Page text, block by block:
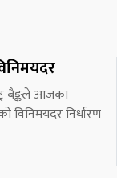
बैङ्कले आजका
विनिमयदर निर्धारण